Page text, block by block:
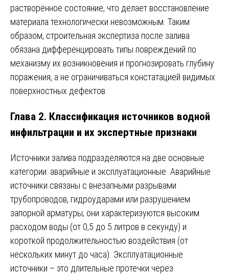
растворённое состояние, что делает восстановление
материала технологически невозможным. Таким
образом, строительная экспертиза после залива
обязана дифференцировать типы повреждений по
механизму их возникновения и прогнозировать глубину
поражения, а не ограничиваться констатацией видимых
поверхностных дефектов.
Глава 2. Классификация источников водной
инфильтрации и их экспертные признаки
Источники залива подразделяются на две основные
категории: аварийные и эксплуатационные. Аварийные
источники связаны с внезапными разрывами
трубопроводов, гидроударами или разрушением
запорной арматуры; они характеризуются высоким
расходом воды (от 0,5 до 5 литров в секунду) и
короткой продолжительностью воздействия (от
нескольких минут до часа). Эксплуатационные
источники – это длительные протечки через